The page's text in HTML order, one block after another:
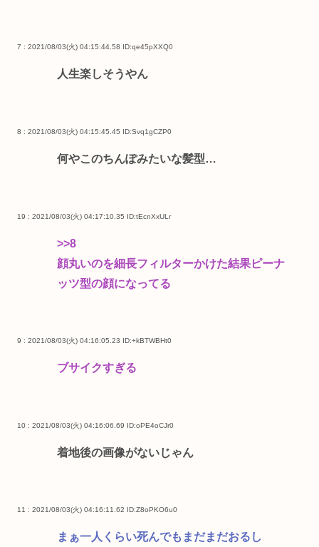
7 : 2021/08/03(火) 04:15:44.58 ID:qe45pXXQ0
人生楽しそうやん
8 : 2021/08/03(火) 04:15:45.45 ID:Svq1gCZP0
何やこのちんぽみたいな髪型…
19 : 2021/08/03(火) 04:17:10.35 ID:tEcnXxULr
>>8
顔丸いのを細長フィルターかけた結果ピーナ
ッツ型の顔になってる
9 : 2021/08/03(火) 04:16:05.23 ID:+kBTWBHt0
ブサイクすぎる
10 : 2021/08/03(火) 04:16:06.69 ID:oPE4oCJr0
着地後の画像がないじゃん
11 : 2021/08/03(火) 04:16:11.62 ID:Z8oPKO6u0
まぁ一人くらい死んでもまだまだおるし